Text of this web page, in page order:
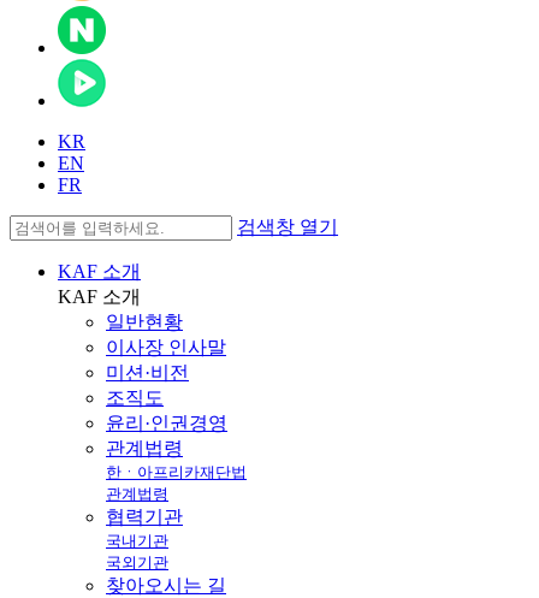
KR
EN
FR
검색창 열기
KAF 소개
KAF 소개
일반현황
이사장 인사말
미션·비전
조직도
윤리·인권경영
관계법령
한ㆍ아프리카재단법
관계법령
협력기관
국내기관
국외기관
찾아오시는 길